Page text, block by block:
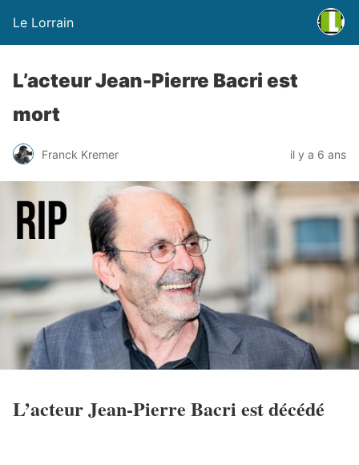
Le Lorrain
L’acteur Jean-Pierre Bacri est
mort
Franck Kremer il y a 6 ans
L’acteur Jean-Pierre Bacri est décédé